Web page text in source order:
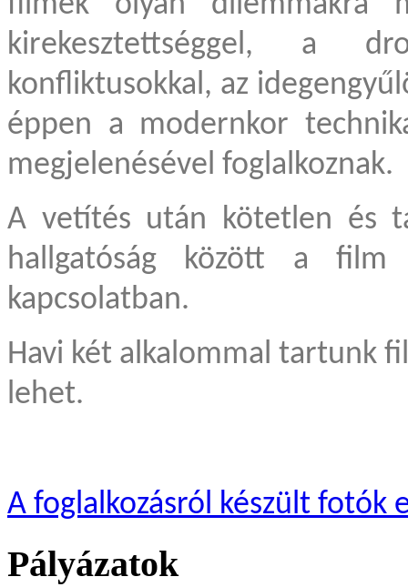
kirekesztettséggel, a
konfliktusokkal, az
éppen a modernkor
megjelenésével foglalkoznak.
A vetítés után kötetlen és
hallgatóság között a film
kapcsolatban.
Havi két alkalommal tartunk
lehet.
A foglalkozásról készült fotók
Pályázatok